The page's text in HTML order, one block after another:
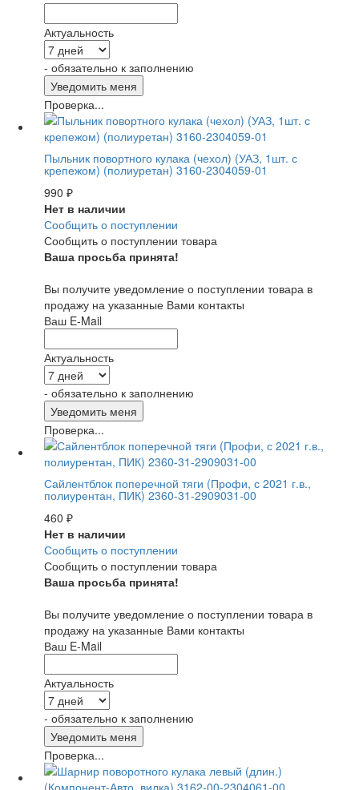
Актуальность
- обязательно к заполнению
Проверка...
Пыльник повортного кулака (чехол) (УАЗ, 1шт. с
крепежом) (полиуретан) 3160-2304059-01
990 ₽
Нет в наличии
Сообщить о поступлении
Сообщить о поступлении товара
Ваша просьба принята!
Вы получите уведомление о поступлении товара в
продажу на указанные Вами контакты
Ваш E-Mail
Актуальность
- обязательно к заполнению
Проверка...
Сайлентблок поперечной тяги (Профи, с 2021 г.в.,
полиурентан, ПИК) 2360-31-2909031-00
460 ₽
Нет в наличии
Сообщить о поступлении
Сообщить о поступлении товара
Ваша просьба принята!
Вы получите уведомление о поступлении товара в
продажу на указанные Вами контакты
Ваш E-Mail
Актуальность
- обязательно к заполнению
Проверка...